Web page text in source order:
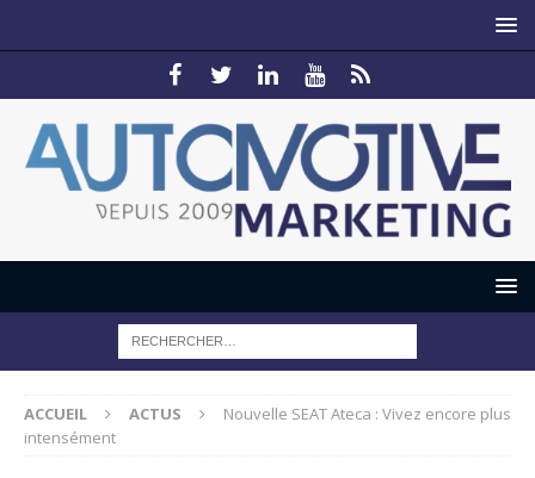
ACCUEIL ACTUS
Nouvelle SEAT Ateca : Vivez encore plus
intensément